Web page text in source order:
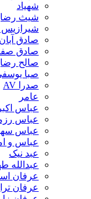
شیث رضایی
شیرازیس باند
صادق آبان
صادق صفدریان
صالح رضایی
صبا یوسفی
عباس اکبرزاده
عباس رزمی
عباس سهیلی
عباس و امین
عبد نیک
عبدالله طهماسبی‎
عرفان اسدی
عرفان ترابی